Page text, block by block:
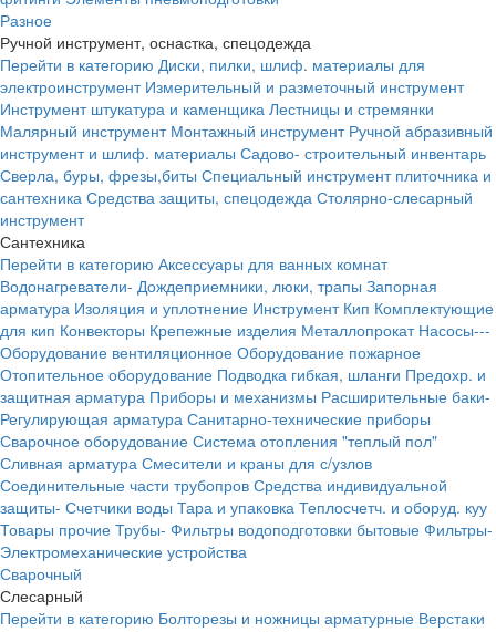
Разное
Ручной инструмент, оснастка, спецодежда
Перейти в категорию Диски, пилки, шлиф. материалы для
электроинструмент Измерительный и разметочный инструмент
Инструмент штукатура и каменщика Лестницы и стремянки
Малярный инструмент Монтажный инструмент Ручной абразивный
инструмент и шлиф. материалы Садово- строительный инвентарь
Сверла, буры, фрезы,биты Специальный инструмент плиточника и
сантехника Средства защиты, спецодежда Столярно-слесарный
инструмент
Сантехника
Перейти в категорию Аксессуары для ванных комнат
Водонагреватели- Дождеприемники, люки, трапы Запорная
арматура Изоляция и уплотнение Инструмент Кип Комплектующие
для кип Конвекторы Крепежные изделия Металлопрокат Насосы---
Оборудование вентиляционное Оборудование пожарное
Отопительное оборудование Подводка гибкая, шланги Предохр. и
защитная арматура Приборы и механизмы Расширительные баки-
Регулирующая арматура Санитарно-технические приборы
Сварочное оборудование Система отопления "теплый пол"
Сливная арматура Смесители и краны для с/узлов
Соединительные части трубопров Средства индивидуальной
защиты- Счетчики воды Тара и упаковка Теплосчетч. и оборуд. куу
Товары прочие Трубы- Фильтры водоподготовки бытовые Фильтры-
Электромеханические устройства
Сварочный
Слесарный
Перейти в категорию Болторезы и ножницы арматурные Верстаки